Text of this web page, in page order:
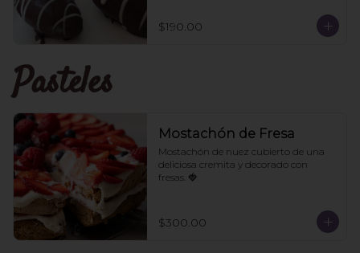
$190.00
Pasteles
Mostachón de Fresa
Mostachón de nuez cubierto de una
deliciosa cremita y decorado con
fresas. 🍓
$300.00